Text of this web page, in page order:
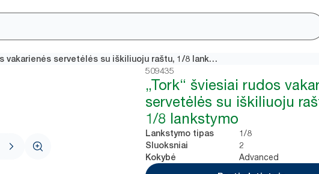
„Tork“ šviesiai rudos vakarienės servetėlės su iškiliuoju raštu, 1/8 lankstymo
509435
„Tork“ šviesiai rudos
servetėlės su iškiliuoju
1/8 lankstymo
Lankstymo tipas 1/8
Sluoksniai 2
Kokybė
Advanced